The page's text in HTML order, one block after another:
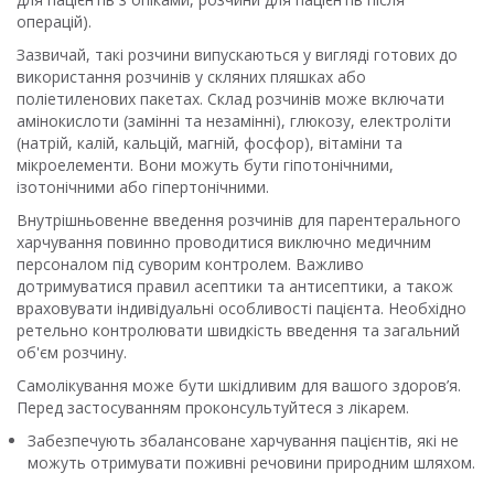
операцій).
Зазвичай, такі розчини випускаються у вигляді готових до
використання розчинів у скляних пляшках або
поліетиленових пакетах. Склад розчинів може включати
амінокислоти (замінні та незамінні), глюкозу, електроліти
(натрій, калій, кальцій, магній, фосфор), вітаміни та
мікроелементи. Вони можуть бути гіпотонічними,
ізотонічними або гіпертонічними.
Внутрішньовенне введення розчинів для парентерального
харчування повинно проводитися виключно медичним
персоналом під суворим контролем. Важливо
дотримуватися правил асептики та антисептики, а також
враховувати індивідуальні особливості пацієнта. Необхідно
ретельно контролювати швидкість введення та загальний
об'єм розчину.
Самолікування може бути шкідливим для вашого здоров’я.
Перед застосуванням проконсультуйтеся з лікарем.
Забезпечують збалансоване харчування пацієнтів, які не
можуть отримувати поживні речовини природним шляхом.